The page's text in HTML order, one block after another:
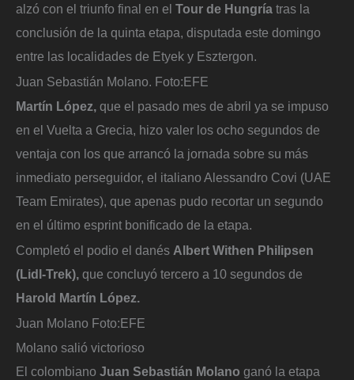
alzó con el triunfo final en el Tour de Hungría tras la
conclusión de la quinta etapa, disputada este domingo
entre las localidades de Etyek y Esztergon.
Juan Sebastián Molano. Foto:EFE
Martín López, que el pasado mes de abril ya se impuso
en el Vuelta a Grecia, hizo valer los ocho segundos de
ventaja con los que arrancó la jornada sobre su más
inmediato perseguidor, el italiano Alessandro Covi (UAE
Team Emirates), que apenas pudo recortar un segundo
en el último esprint bonificado de la etapa.
Completó el podio el danés Albert Withen Philipsen
(Lidl-Trek), que concluyó tercero a 10 segundos de
Harold Martín López.
Juan Molano Foto:EFE
Molano salió victorioso
El colombiano Juan Sebastián Molano ganó la etapa